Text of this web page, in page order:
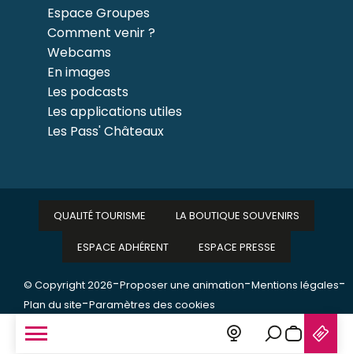
Espace Groupes
Comment venir ?
Webcams
En images
Les podcasts
Les applications utiles
Les Pass' Châteaux
© Copyright 2026-Proposer une animation-Mentions légales-
Plan du site-Paramètres des cookies
QUALITÉ TOURISME LA BOUTIQUE SOUVENIRS
ESPACE ADHÉRENT ESPACE PRESSE